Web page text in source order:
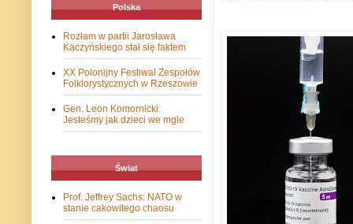
Polska
Rozłam w partii Jarosława
Kaczyńskiego stał się faktem
XX Polonijny Festiwal Zespołów
Folklorystycznych w Rzeszowie
Gen. Leon Komornicki:
Jesteśmy jak dzieci we mgle
Świat
Prof. Jeffrey Sachs: NATO w
stanie cakowitego chaosu